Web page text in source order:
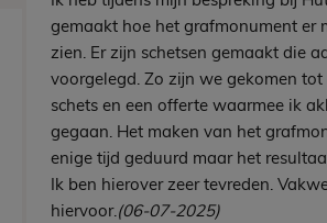
gemaakt hoe het grafmonument er
zien. Er zijn schetsen gemaakt die
voorgelegd. Zo zijn we gekomen
schets en een offerte waarmee ik
gegaan. Het maken van het
enige tijd geduurd maar het
Ik ben hierover zeer tevreden.
hiervoor.(06-07-2025)